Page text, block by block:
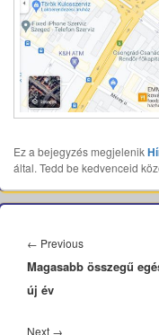
Ez a bejegyzés megjelenik
által. Tedd be kedvenceid
navigáció
← PreviousPrevious
post:
Magasabb összegű
új év
Next →